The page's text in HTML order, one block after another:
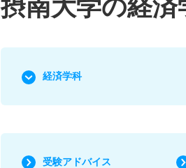
摂南大学の経済
経済学科
受験アドバイス